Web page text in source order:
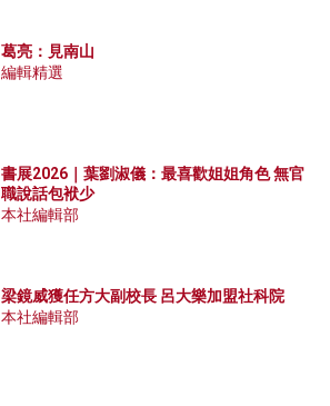
葛亮：見南山
編輯精選
書展2026｜葉劉淑儀：最喜歡姐姐角色 無官
職說話包袱少
本社編輯部
梁鏡威獲任方大副校長 呂大樂加盟社科院
本社編輯部